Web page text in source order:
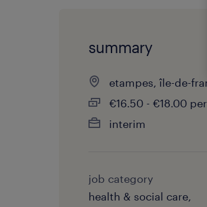
summary
etampes, île-de-
€16.50 - €18.00
interim
job category
health & social care,